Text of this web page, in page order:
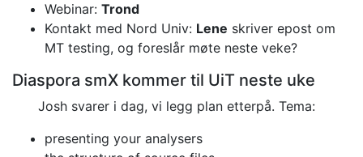
Webinar: Trond
Kontakt med Nord Univ: Lene skriver epost om
MT testing, og foreslår møte neste veke?
Diaspora smX kommer til UiT neste uke
Josh svarer i dag, vi legg plan etterpå. Tema:
presenting your analysers